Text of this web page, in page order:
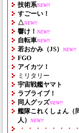
技術系NEW!!
すごーい！
△NEW!!
響け！ NEW!!
自転車NEW!!
若おかみ（JS） NEW!!
FGO
アイカツ！
ミリタリー
宇宙戦艦ヤマト
ラブライブ！
同人グッズNEW!!
艦隊これくしょん（
人）
NEW!!
・・・・・・・